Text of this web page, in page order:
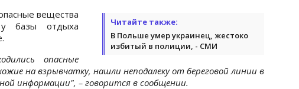
Читайте также:
В Польше умер украинец, жестоко
избитый в полиции, - СМИ
вещества
базы отдыха
опасные
на взрывчатку, нашли неподалеку от береговой линии в
информации", – говорится в сообщении.